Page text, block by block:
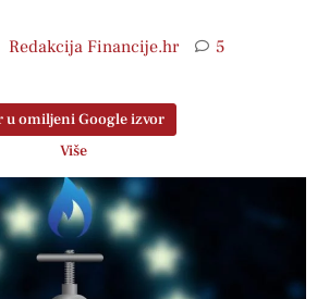
Redakcija Financije.hr 5
u omiljeni Google izvor
Više